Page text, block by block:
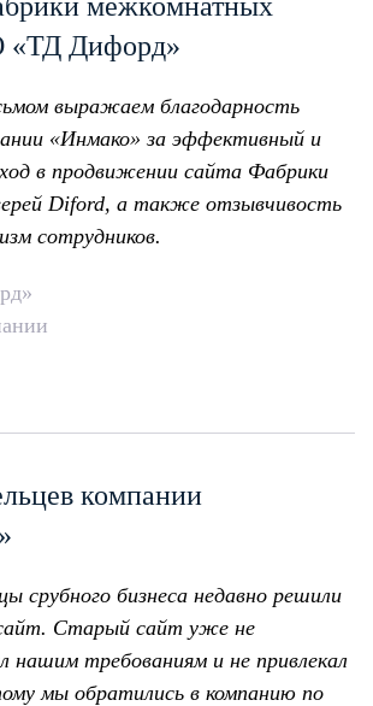
«ТД Дифорд»
выражаем благодарность
«Инмако» за эффективный и
в продвижении сайта Фабрики
Diford, а также отзывчивость
сотрудников.
компании
срубного бизнеса недавно решили
Старый сайт уже не
нашим требованиям и не привлекал
мы обратились в компанию по